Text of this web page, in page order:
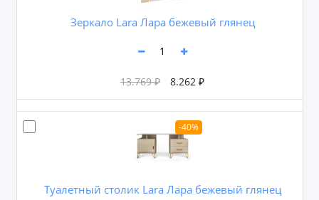
Зеркало Lara Лара бежевый глянец
13.769 ₽ 8.262 ₽
-40%
Туалетный столик Lara Лара бежевый глянец